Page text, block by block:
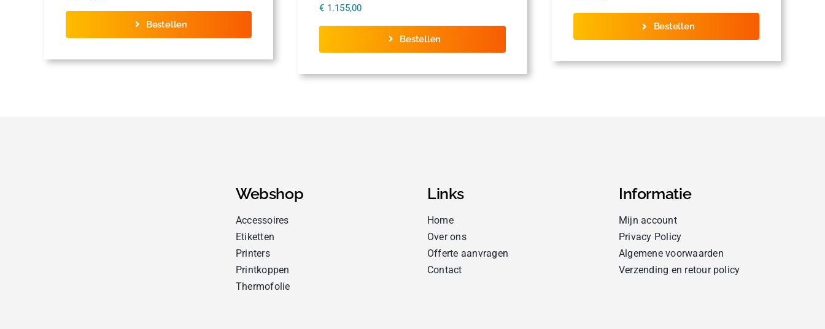
Bestellen
€ 1.155,00
Bestellen
Bestellen
Webshop
Accessoires
Etiketten
Printers
Printkoppen
Thermofolie
Links
Home
Over ons
Offerte aanvragen
Contact
Informatie
Mijn account
Privacy Policy
Algemene voorwaarden
Verzending en retour policy